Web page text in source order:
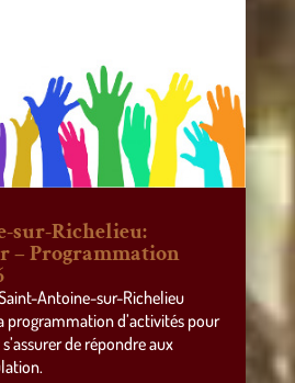
sur-Richelieu:
– Programmation
Antoine-sur-Richelieu
programmation d’activités pour
de répondre aux